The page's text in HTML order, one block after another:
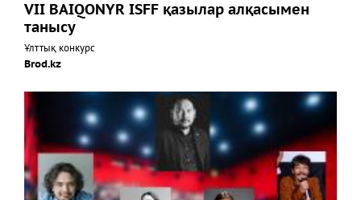
VII BAIQONYR ISFF қазылар алқасымен
танысу
Ұлттық конкурс
Brod.kz